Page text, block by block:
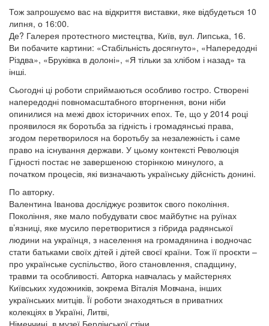
Тож запрошуємо вас на відкриття виставки, яке відбудеться 10
липня, о 16:00.
Де? Галерея протестного мистецтва, Київ, вул. Липська, 16.
Ви побачите картини: «Стабільність досягнуто», «Напередодні
Різдва», «Бруківка в долоні», «Я тільки за хлібом і назад» та
інші.
Сьогодні ці роботи сприймаються особливо гостро. Створені
напередодні повномасштабного вторгнення, вони ніби
опинилися на межі двох історичних епох. Те, що у 2014 році
проявилося як боротьба за гідність і громадянські права,
згодом перетворилося на боротьбу за незалежність і саме
право на існування держави. У цьому контексті Революція
Гідності постає не завершеною сторінкою минулого, а
початком процесів, які визначають українську дійсність донині.
По авторку.
Валентина Іванова досліджує розвиток свого покоління.
Покоління, яке мало побудувати своє майбутнє на руїнах
в’язниці, яке мусило перетворитися з гібрида радянської
людини на українця, з населення на громадянина і водночас
стати батьками своїх дітей і дітей своєї країни. Тож її проєкти –
про українське суспільство, його становлення, спадщину,
травми та особливості. Авторка навчалась у майстернях
Київських художників, зокрема Віталія Мовчана, інших
українських митців. Її роботи знаходяться в приватних
колекціях в Україні, Литві,
Німеччині, в музеї Берлінської стіни.